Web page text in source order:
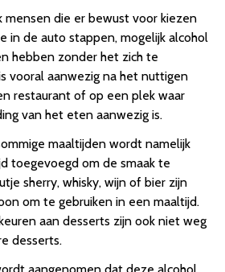
mensen die er bewust voor kiezen
in de auto stappen, mogelijk alcohol
hebben zonder het zich te
vooral aanwezig na het nuttigen
restaurant of op een plek waar
van het eten aanwezig is.
maaltijden wordt namelijk
toegevoegd om de smaak te
sherry, whisky, wijn of bier zijn
om te gebruiken in een maaltijd.
aan desserts zijn ook niet weg
desserts.